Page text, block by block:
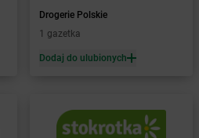
Drogerie Polskie
1 gazetka
Dodaj do ulubionych